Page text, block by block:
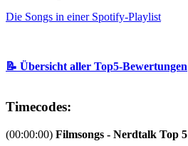
Die Songs in einer Spotify-Playlist
📝 Übersicht aller Top5-Bewertungen
Timecodes:
(00:00:00) Filmsongs - Nerdtalk Top 5